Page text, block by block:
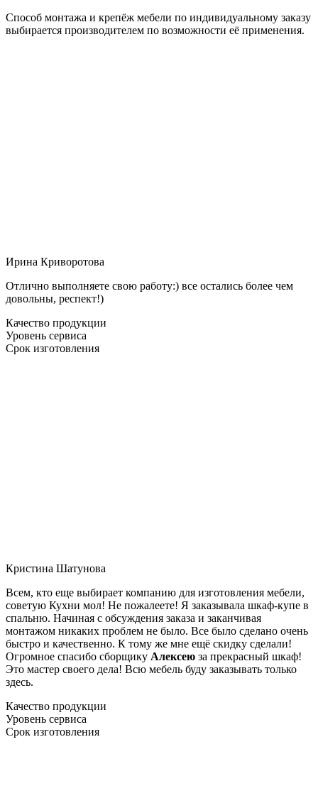
Способ монтажа и крепёж мебели по индивидуальному заказу
выбирается производителем по возможности её применения.
Ирина Криворотова
Отлично выполняете свою работу:) все остались более чем
довольны, респект!)
Качество продукции
Уровень сервиса
Срок изготовления
Кристина Шатунова
Всем, кто еще выбирает компанию для изготовления мебели,
советую Кухни мол! Не пожалеете! Я заказывала шкаф-купе в
спальню. Начиная с обсуждения заказа и заканчивая
монтажом никаких проблем не было. Все было сделано очень
быстро и качественно. К тому же мне ещё скидку сделали!
Огромное спасибо сборщику Алексею за прекрасный шкаф!
Это мастер своего дела! Всю мебель буду заказывать только
здесь.
Качество продукции
Уровень сервиса
Срок изготовления